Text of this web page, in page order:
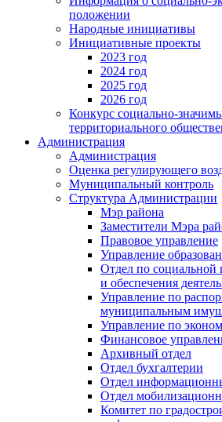
положении
Народные инициативы
Инициативные проекты
2023 год
2024 год
2025 год
2026 год
Конкурс социально-
территориального
Администрация
Администрация
Оценка регулирующего
Муниципальный контроль
Структура Администрации
Мэр района
Заместители Мэра
Правовое управление
Управление
Отдел по социальной
и обеспечения
Управление по
муниципальным
Управление по
Финансовое
Архивный отдел
Отдел бухгалтерии
Отдел
Отдел
Комитет по